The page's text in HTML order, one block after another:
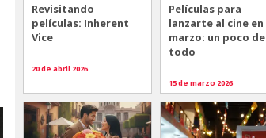
Revisitando
películas: Inherent
Vice
20 de abril 2026
Películas para
lanzarte al cine en
marzo: un poco de
todo
15 de marzo 2026